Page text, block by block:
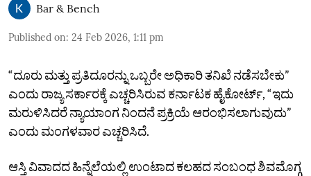
Bar & Bench
Published on: 24 Feb 2026, 1:11 pm
“ದೂರು ಮತ್ತು ಪ್ರತಿದೂರನ್ನು ಒಬ್ಬರೇ ಅಧಿಕಾರಿ ತನಿಖೆ ನಡೆಸಬೇಕು”
ಎಂದು ರಾಜ್ಯ ಸರ್ಕಾರಕ್ಕೆ ಎಚ್ಚರಿಸಿರುವ ಕರ್ನಾಟಕ ಹೈಕೋರ್ಟ್‌, “ಇದು
ಮರುಳಿಸಿದರೆ ನ್ಯಾಯಾಂಗ ನಿಂದನೆ ಪ್ರಕ್ರಿಯೆ ಆರಂಭಿಸಲಾಗುವುದು”
ಎಂದು ಮಂಗಳವಾರ ಎಚ್ಚರಿಸಿದೆ.
ಆಸ್ತಿ ವಿವಾದದ ಹಿನ್ನೆಲೆಯಲ್ಲಿ ಉಂಟಾದ ಕಲಹದ ಸಂಬಂಧ ಶಿವಮೊಗ್ಗ